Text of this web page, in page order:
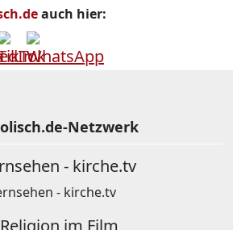
auch hier:
Netzwerk
- kirche.tv